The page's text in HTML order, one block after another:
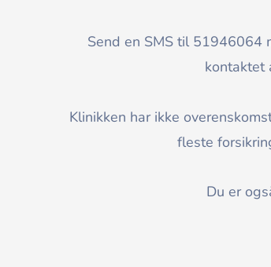
Send en SMS til 51946064
kontaktet
Klinikken har ikke
fleste
Du er